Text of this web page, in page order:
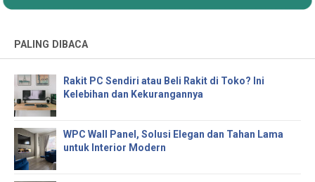
PALING DIBACA
Rakit PC Sendiri atau Beli Rakit di Toko? Ini
Kelebihan dan Kekurangannya
WPC Wall Panel, Solusi Elegan dan Tahan Lama
untuk Interior Modern